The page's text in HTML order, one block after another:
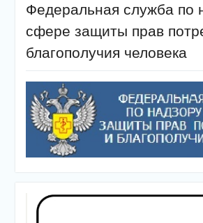
Федеральная служба по
сфере защиты прав
благополучия человека